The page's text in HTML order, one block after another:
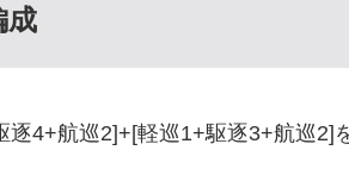
成
4+航巡2]+[軽巡1+駆逐3+航巡2]